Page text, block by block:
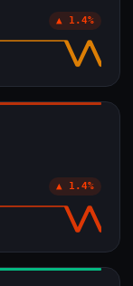
▲ 1.4%
▲ 1.4%